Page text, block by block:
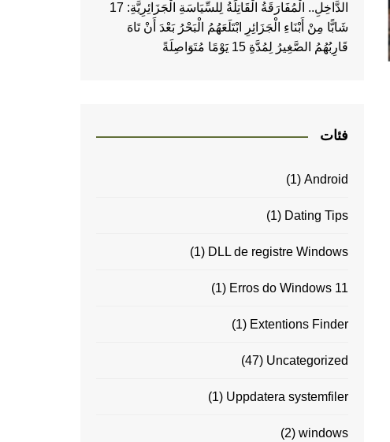
الدَّاخِلِ.. الْمُفَارَقَةُ الْقَاتِلَةُ لِلسِّيَاسَةِ الْجَزَائِرِيَّةِ: 17
شَابًّا مِنْ أَبْنَاءِ الْجَزَائِرِ ابْتَلَعَهُمُ الْبَحْرُ بَعْدَ أَنْ تَاهَ
قَارِبُهُمُ الصَّغِيرُ لِمُدَّةِ 15 يَوْمًا مُتَوَاصِلَةً
فئات
Android
(1)
Dating Tips
(1)
DLL de registre Windows
(1)
Erros do Windows 11
(1)
Extentions Finder
(1)
Uncategorized
(47)
Uppdatera systemfiler
(1)
windows
(2)